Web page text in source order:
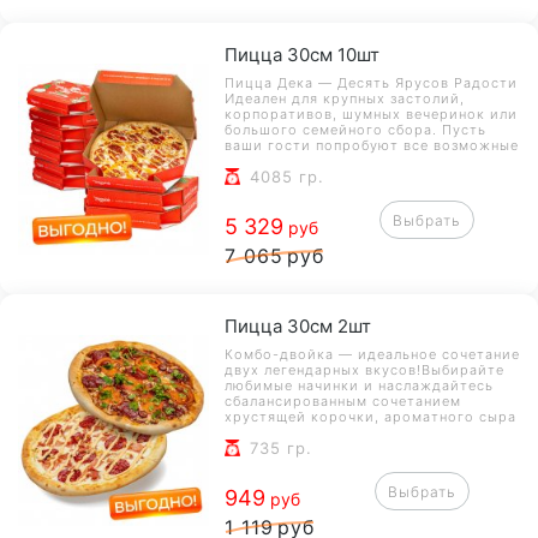
Пицца 30см 10шт
Пицца Дека — Десять Ярусов Радости
Идеален для крупных застолий,
корпоративов, шумных вечеринок или
большого семейного сбора. Пусть
ваши гости попробуют все возможные
довольны. Настоящая радость и
попробуйте сами! Итоговая цена комбо
может увеличиваться, так как зависит
от выбранных пицц. Внимание! Комбо-
пиццы доступны исключительно при
заказе онлайн с самовывозом или
обслуживаются. Условия действуют
для оптимального качества и скорости
обслуживания
4085 гр.
5 329 руб
7 065руб
Выбрать
Пицца 30см 2шт
Комбо-двойка — идеальное сочетание
двух легендарных вкусов!Выбирайте
любимые начинки и наслаждайтесь
сбалансированным сочетанием
хрустящей корочки, ароматного сыра
комбо может увеличиваться, так как
Комбо-пиццы доступны исключительно
при заказе онлайн с самовывозом или
доставкой. Заказы по телефону, в зале
или на мероприятия не
735 гр.
949 руб
1 119руб
Выбрать